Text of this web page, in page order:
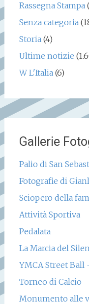
Rassegna Stampa
Senza categoria
Storia(4)
Ultime notizie
W L'Italia(6)
Gallerie
Palio di San
Fotografie di
Sciopero della
Attività Sportiva
Pedalata
La Marcia del
YMCA Street Ball
Torneo di Calcio
Monumento alle